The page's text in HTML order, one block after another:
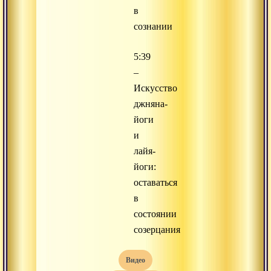
в
сознании
5:39
–
Искусство
джняна-
йоги
и
лайя-
йоги:
оставаться
в
состоянии
созерцания
видео